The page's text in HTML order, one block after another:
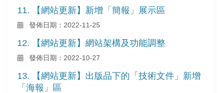
11. 【網站更新】新增「簡報」展示區
發佈日期：2022-11-25
12. 【網站更新】網站架構及功能調整
發佈日期：2022-10-27
13. 【網站更新】出版品下的「技術文件」新增
「海報」區